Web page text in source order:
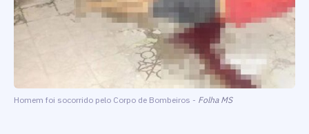
Homem foi socorrido pelo Corpo de Bombeiros - Folha MS